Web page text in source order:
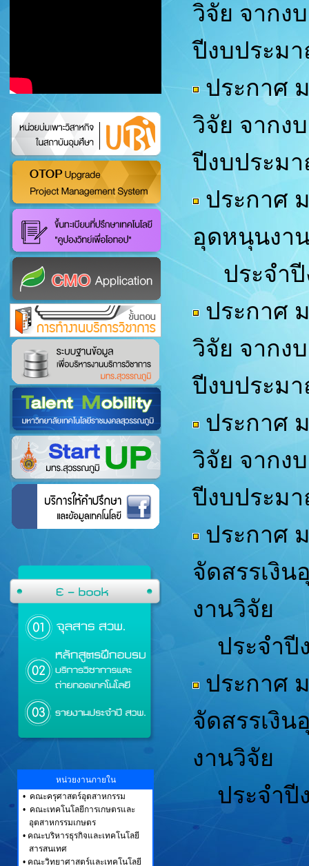
หน่วยงานภายใน
• คณะครุศาสตร์อุตสาหกรรม
• คณะเทคโนโลยีการเกษตรและ
อุตสาหกรรมเกษตร
• คณะบริหารธุรกิจและเทคโนโลยี
สารสนเทศ
• คณะวิทยาศาสตร์และเทคโนโลยี
วิจัย จากง
ปีงบประม
ประกาศ
วิจัย จากง
ปีงบประม
ประกาศ
อุดหนุนงา
ประจำปีง
ประกาศ
วิจัย จากง
ปีงบประม
ประกาศ
วิจัย จากง
ปีงบประม
ประกาศ
จัดสรรเงิ
งานวิจัย
ประจำปี
ประกาศ
จัดสรรเงิ
งานวิจัย
ประจำปี